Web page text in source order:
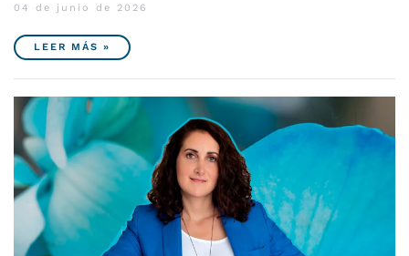
04 de junio de 2026
LEER MÁS »